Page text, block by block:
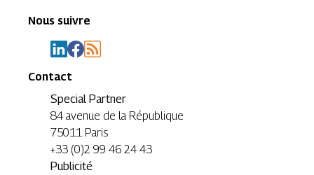
Nous suivre
Contact
Special Partner
84 avenue de la République
75011 Paris
+33 (0)2 99 46 24 43
Publicité